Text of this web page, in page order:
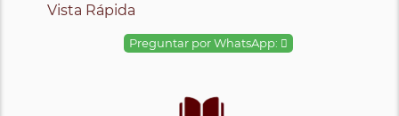
Vista Rápida
Preguntar por WhatsApp: